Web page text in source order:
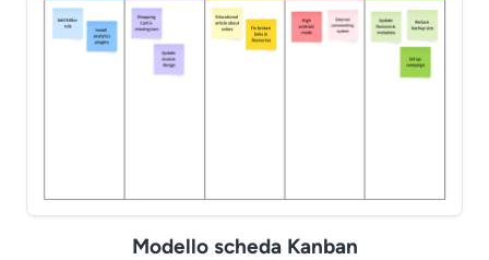
Modello scheda Kanban